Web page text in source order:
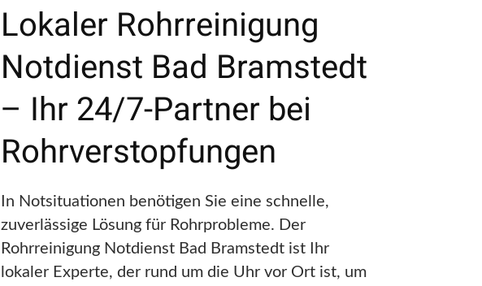
Lokaler Rohrreinigung
Notdienst Bad Bramstedt
– Ihr 24/7-Partner bei
Rohrverstopfungen
In Notsituationen benötigen Sie eine schnelle,
zuverlässige Lösung für Rohrprobleme. Der
Rohrreinigung Notdienst Bad Bramstedt ist Ihr
lokaler Experte, der rund um die Uhr vor Ort ist, um